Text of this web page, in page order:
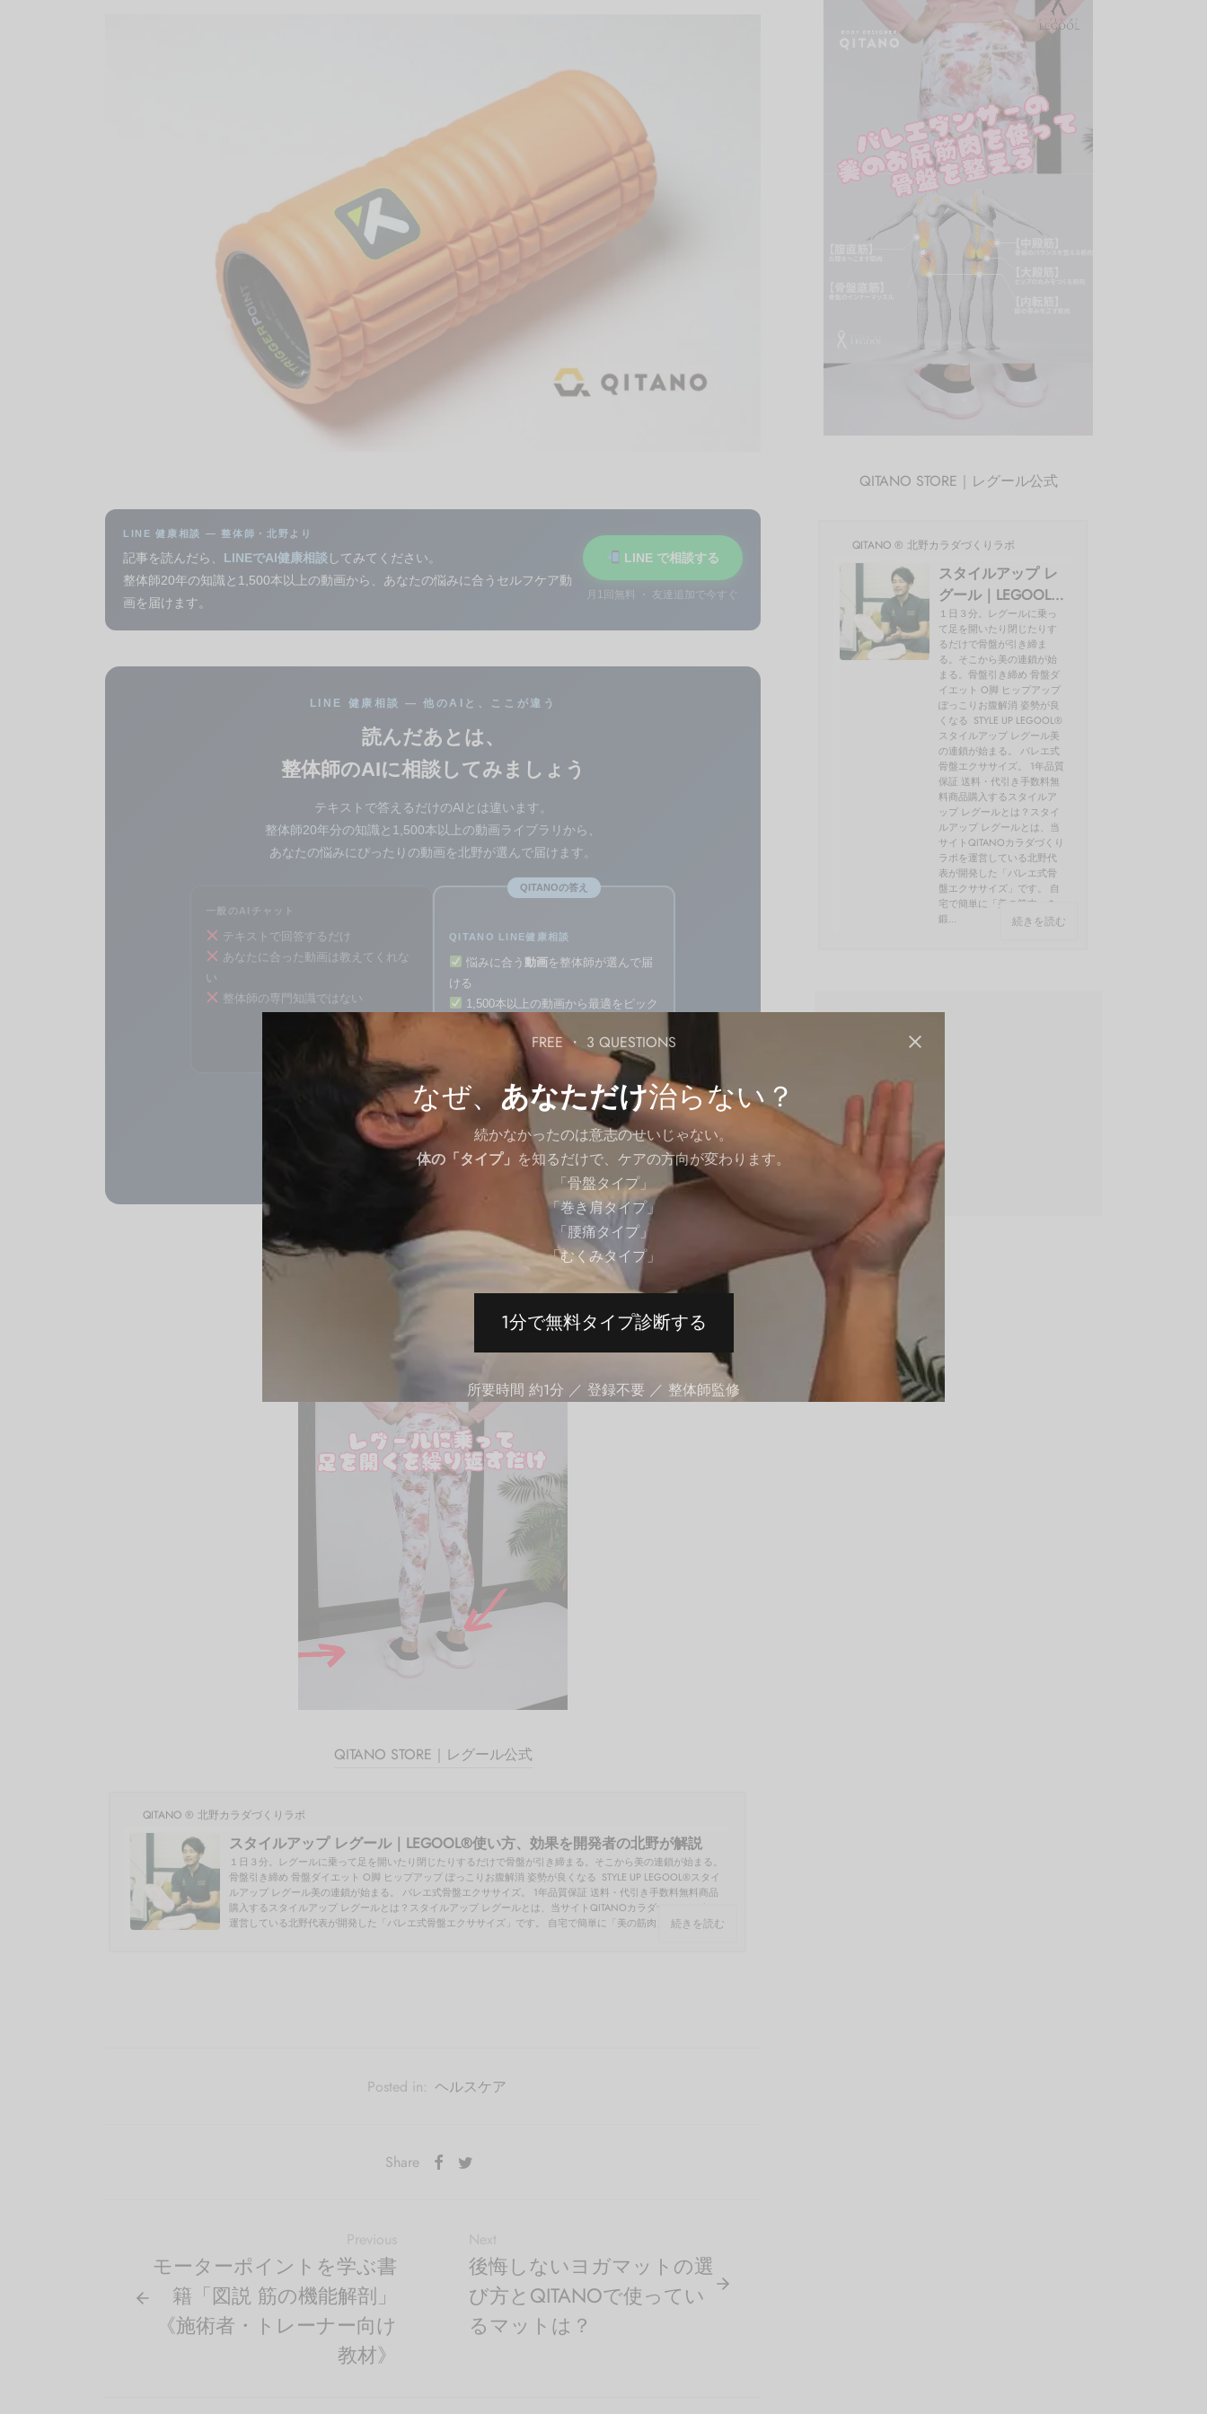
FREE ・ 3 QUESTIONS
なぜ、あなただけ治らない？
続かなかったのは意志のせいじゃない。
体の「タイプ」 を知るだけで、ケアの方向が変わります。
「骨盤タイプ」
「巻き肩タイプ」
「腰痛タイプ」
「むくみタイプ」
1分で無料タイプ診断する
所要時間 約1分 ／ 登録不要 ／ 整体師監修
LINE 健康相談 — 整体師・北野より
記事を読んだら、 LINEでAI健康相談 してみてください。
整体師20年の知識と1,500本以上の動画から、あなたの悩みに合うセルフケア動
画を届けます。
LINE で相談する
月1回無料 ・ 友達追加で今すぐ
LINE 健康相談 — 他のAIと、ここが違う
読んだあとは、
整体師のAIに相談してみましょう
テキストで答えるだけのAIとは違います。
整体師20年分の知識と1,500本以上の動画ライブラリから、
あなたの悩みにぴったりの動画を北野が選んで届けます。
一般のAIチャット
テキストで回答するだけ
あなたに合った動画は教えてくれな
い
整体師の専門知識ではない
QITANOの答え
QITANO LINE健康相談
悩みに合う 動画を整体師が選んで届
ける
1,500本以上の動画から最適をピック
アップ
整体師20年の専門知識・経験ベース
LINE で健康相談してみる
LINEお友だち追加（無料） ・ 月1回のAI相談がすぐ始められます
QITANO STORE｜レグール公式
QITANO ® 北野カラダづくりラボ
スタイルアップ レグール｜LEGOOL®使い方、効果を開発者の北野が解説
１日３分。レグールに乗って足を開いたり閉じたりするだけで骨盤が引き締まる。そこから美の連鎖が始まる。
骨盤引き締め 骨盤ダイエット O脚 ヒップアップ ぽっこりお腹解消 姿勢が良くなる STYLE UP LEGOOL®スタイ
ルアップ レグール美の連鎖が始まる。 バレエ式骨盤エクササイズ。 1年品質保証 送料・代引き手数料無料商品
購入するスタイルアップ レグールとは？スタイルアップ レグールとは、当サイトQITANOカラダづくりラボを
運営している北野代表が開発した「バレエ式骨盤エクササイズ」です。 自宅で簡単に「美の筋肉」を鍛...続きを読む
Posted in: ヘルスケア
Share
Previous
モーターポイントを学ぶ書
籍「図説 筋の機能解剖」
《施術者・トレーナー向け
教材》
後悔しないヨガマットの選
び方とQITANOで使ってい
るマットは？
QITANO STORE｜レグール公式
QITANO ® 北野カラダづくりラボ
スタイルアップ レ
グール｜LEGOOL®
使い方、効果を開
発者の北野が解説
１日３分。レグールに乗っ
て足を開いたり閉じたりす
るだけで骨盤が引き締ま
る。そこから美の連鎖が始
まる。骨盤引き締め 骨盤ダ
イエット O脚 ヒップアップ
ぽっこりお腹解消 姿勢が良
くなる STYLE UP LEGOOL®
スタイルアップ レグール美
の連鎖が始まる。 バレエ式
骨盤エクササイズ。 1年品質
保証 送料・代引き手数料無
料商品購入するスタイルア
ップ レグールとは？スタイ
ルアップ レグールとは、当
サイトQITANOカラダづくり
ラボを運営している北野代
表が開発した「バレエ式骨
盤エクササイズ」です。 自
宅で簡単に「美の筋肉」を
鍛...
続きを読む